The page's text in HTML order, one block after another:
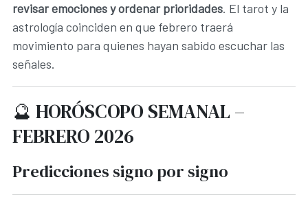
revisar emociones y ordenar prioridades. El tarot y la
astrología coinciden en que febrero traerá
movimiento para quienes hayan sabido escuchar las
señales.
🔮 HORÓSCOPO SEMANAL –
FEBRERO 2026
Predicciones signo por signo